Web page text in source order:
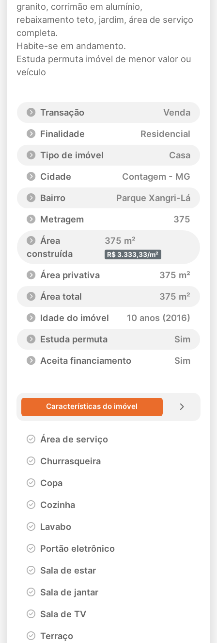
granito, corrimão em alumínio,
rebaixamento teto, jardim, área de serviço
completa.
Habite-se em andamento.
Estuda permuta imóvel de menor valor ou
veículo
Transação
Venda
Finalidade
Residencial
Tipo de imóvel
Casa
Cidade
Contagem - MG
Bairro
Parque Xangri-Lá
Metragem
375
Área
construída
375 m²
R$ 3.333,33/m²
Área privativa
375 m²
Área total
375 m²
Idade do imóvel
10 anos (2016)
Estuda permuta
Sim
Aceita financiamento
Sim
Características do imóvel
Área de serviço
Churrasqueira
Copa
Cozinha
Lavabo
Portão eletrônico
Sala de estar
Sala de jantar
Sala de TV
Terraço